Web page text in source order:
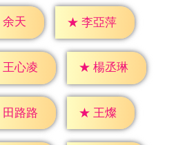
余天 ★ 李亞萍
王心凌 ★ 楊丞琳
田路路 ★ 王燦